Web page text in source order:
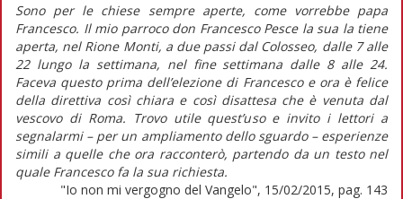
Sono per le chiese sempre aperte, come vorrebbe papa
Francesco. Il mio parroco don Francesco Pesce la sua la tiene
aperta, nel Rione Monti, a due passi dal Colosseo, dalle 7 alle
22 lungo la settimana, nel fine settimana dalle 8 alle 24.
Faceva questo prima dell’elezione di Francesco e ora è felice
della direttiva così chiara e così disattesa che è venuta dal
vescovo di Roma. Trovo utile quest’uso e invito i lettori a
segnalarmi – per un ampliamento dello sguardo – esperienze
simili a quelle che ora racconterò, partendo da un testo nel
quale Francesco fa la sua richiesta.
"Io non mi vergogno del Vangelo", 15/02/2015, pag. 143